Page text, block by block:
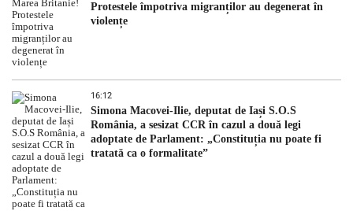
Protestele împotriva migranților au degenerat în
violențe
16:12
Simona Macovei-Ilie, deputat de Iași S.O.S
România, a sesizat CCR în cazul a două legi
adoptate de Parlament: „Constituția nu poate fi
tratată ca o formalitate”